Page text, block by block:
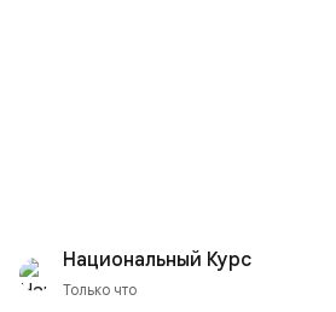
Национальный Курс
Только что